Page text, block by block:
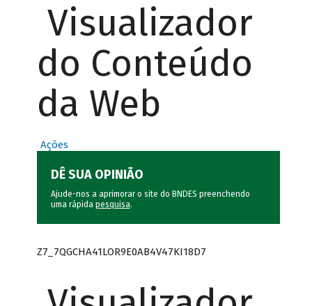
Visualizador
do Conteúdo
da Web
Ações
DÊ SUA OPINIÃO
Ajude-nos a aprimorar o site do BNDES preenchendo
uma rápida pesquisa.
Z7_7QGCHA41LOR9E0AB4V47KI18D7